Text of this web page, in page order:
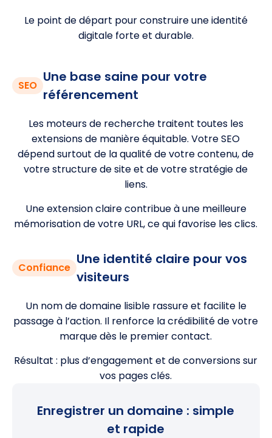
Le point de départ pour construire une identité
digitale forte et durable.
SEO
Une base saine pour votre
référencement
Les moteurs de recherche traitent toutes les
extensions de manière équitable. Votre SEO
dépend surtout de la qualité de votre contenu, de
votre structure de site et de votre stratégie de
liens.
Une extension claire contribue à une meilleure
mémorisation de votre URL, ce qui favorise les clics.
Confiance
Une identité claire pour vos
visiteurs
Un nom de domaine lisible rassure et facilite le
passage à l’action. Il renforce la crédibilité de votre
marque dès le premier contact.
Résultat : plus d’engagement et de conversions sur
vos pages clés.
Enregistrer un domaine : simple
et rapide